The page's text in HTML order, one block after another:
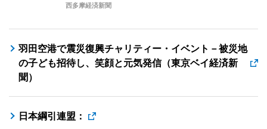
西多摩経済新聞
羽田空港で震災復興チャリティー・イベント－被災地
の子ども招待し、笑顔と元気発信（東京ベイ経済新
聞）
日本綱引連盟：